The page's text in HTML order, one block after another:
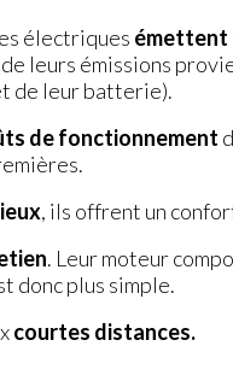
électriques émettent
de leurs émissions
de leur batterie).
de fonctionnement
, ils offrent un
. Leur moteur
donc plus simple.
courtes distances.